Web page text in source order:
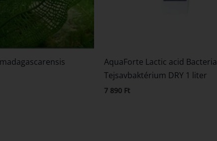
AquaForte Lactic acid Bacteria
Tejsavbaktérium DRY 1 liter
7 890 Ft